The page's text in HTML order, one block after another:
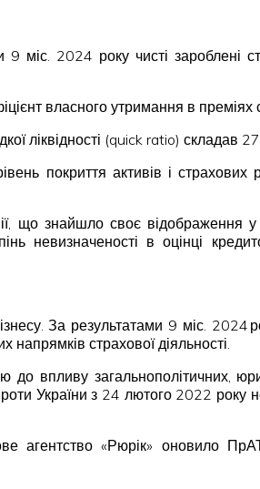
міс. 2024 року чисті зароблені
власного утримання в преміях
ліквідності (quick ratio) складав
покриття активів і
що знайшло своє відображення
невизначеності в оцінці
За результатами 9 міс.
страхової діяльності.
до впливу загальнополітичних,
України з 24 лютого 2022
агентство «Рюрік» оновило